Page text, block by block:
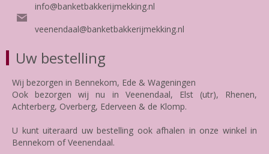
info@banketbakkerijmekking.nl
veenendaal@banketbakkerijmekking.nl
Uw bestelling
Wij bezorgen in Bennekom, Ede & Wageningen
Ook bezorgen wij nu in Veenendaal, Elst (utr), Rhenen,
Achterberg, Overberg, Ederveen & de Klomp.
U kunt uiteraard uw bestelling ook afhalen in onze winkel in
Bennekom of Veenendaal.